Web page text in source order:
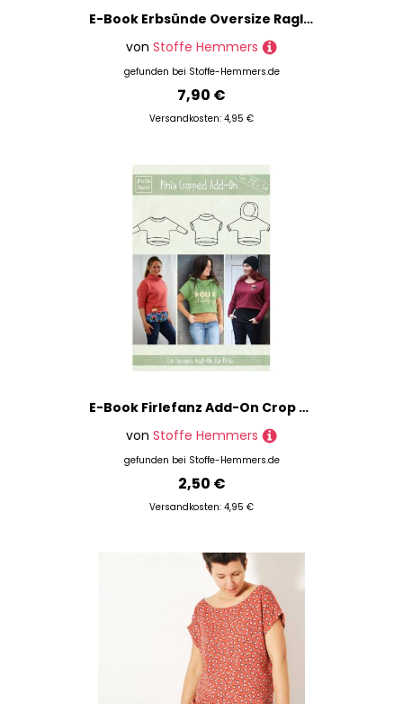
E-Book Erbsünde Oversize Raglan Hoodie AVELA
von Stoffe Hemmers
gefunden bei Stoffe-Hemmers.de
7,90 €
Versandkosten: 4,95 €
E-Book Firlefanz Add-On Crop Shirt Pinia Damen
von Stoffe Hemmers
gefunden bei Stoffe-Hemmers.de
2,50 €
Versandkosten: 4,95 €